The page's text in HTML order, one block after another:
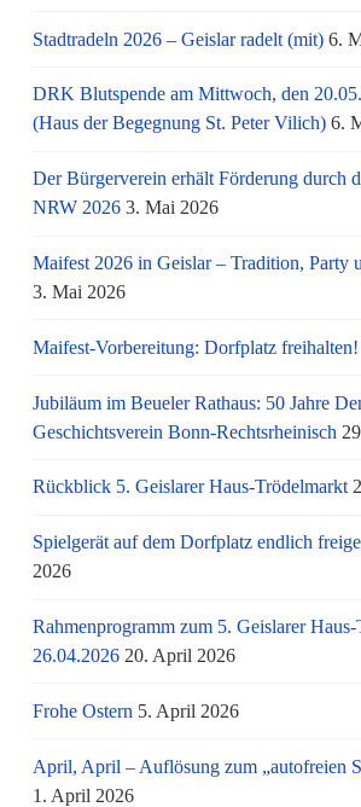
Stadtradeln 2026 – Geislar radelt (mit) 6.
DRK Blutspende am Mittwoch, den
(Haus der Begegnung St. Peter Vilich) 6.
Der Bürgerverein erhält Förderung durch
NRW 2026 3. Mai 2026
Maifest 2026 in Geislar – Tradition, Party
3. Mai 2026
Maifest-Vorbereitung: Dorfplatz freihalten!
Jubiläum im Beueler Rathaus: 50 Jahre
Geschichtsverein Bonn-Rechtsrheinisch
Rückblick 5. Geislarer Haus-Trödelmarkt
Spielgerät auf dem Dorfplatz endlich
2026
Rahmenprogramm zum 5. Geislarer
26.04.2026 20. April 2026
Frohe Ostern 5. April 2026
April, April – Auflösung zum „autofreien
1. April 2026